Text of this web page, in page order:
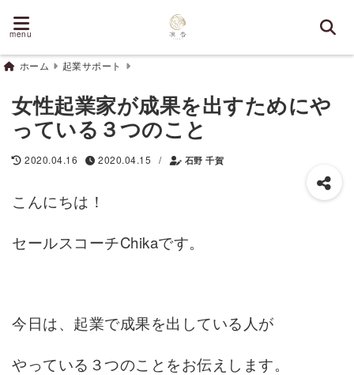
menu
ホーム 起業サポート
女性起業家が成果を出すためにや
っている３つのこと
2020.04.16 2020.04.15 / 石野 千賀
こんにちは！
セールスコーチChikaです。
今日は、起業で成果を出している人が
やっている３つのことをお伝えします。